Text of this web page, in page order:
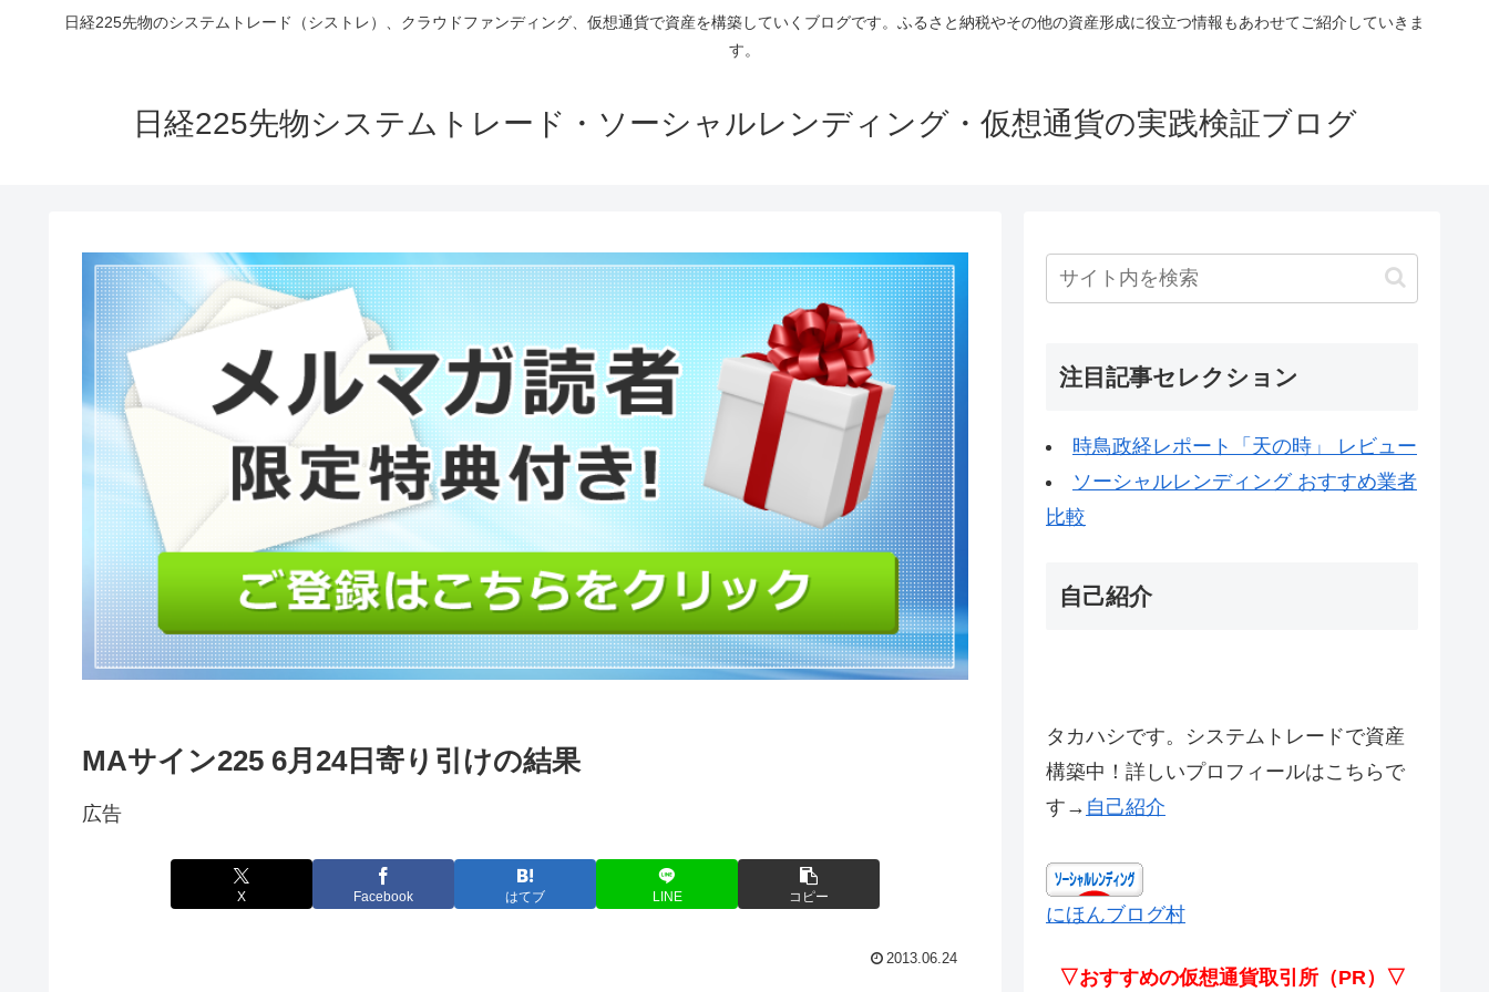
日経225先物のシステムトレード（シストレ）、クラウドファンディング、仮想通貨で資産を構築していくブログです。ふるさと納税やその他の資産形成に役立つ情報もあわせてご紹介していきま
す。
日経225先物システムトレード・ソーシャルレンディング・仮想通貨の実践検証ブログ
MAサイン225 6月24日寄り引けの結果
広告
X Facebook はてブ LINE コピー
2013.06.24
注目記事セレクション
時鳥政経レポート「天の時」 レビュー
ソーシャルレンディング おすすめ業者
比較
自己紹介
タカハシです。システムトレードで資産
構築中！詳しいプロフィールはこちらで
す→ 自己紹介
にほんブログ村
▽おすすめの仮想通貨取引所（PR）▽